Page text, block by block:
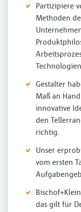
Partizipiere
Methoden
Gestalter
Maß an
innovative
den
richtig.
Unser
vom ersten
das gilt für